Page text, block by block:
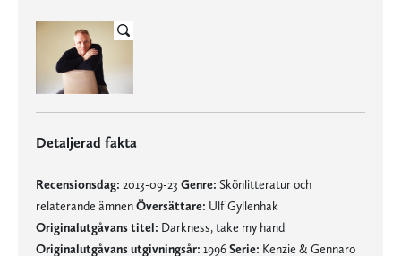
Detaljerad fakta
Recensionsdag: 2013-09-23 Genre: Skönlitteratur och
relaterande ämnenÖversättare: Ulf Gyllenhak
Originalutgåvans titel: Darkness, take my hand
Originalutgåvans utgivningsår: 1996Serie: Kenzie & Gennaro